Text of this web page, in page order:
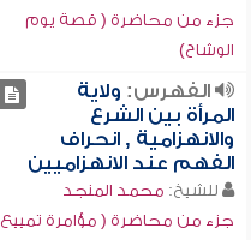
جزء من محاضرة ( قصة يوم
الوشاح)
الفهرس: ولاية
المرأة بين الشرع
والانهزامية , انحراف
الفهم عند الانهزاميين
للشيخ: محمد المنجد
جزء من محاضرة ( مؤامرة تمييع